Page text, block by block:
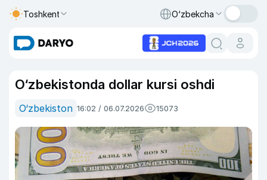
Toshkent O‘zbekcha
O‘zbekistonda dollar kursi oshdi
O‘zbekiston 16:02 / 06.07.2026 15073